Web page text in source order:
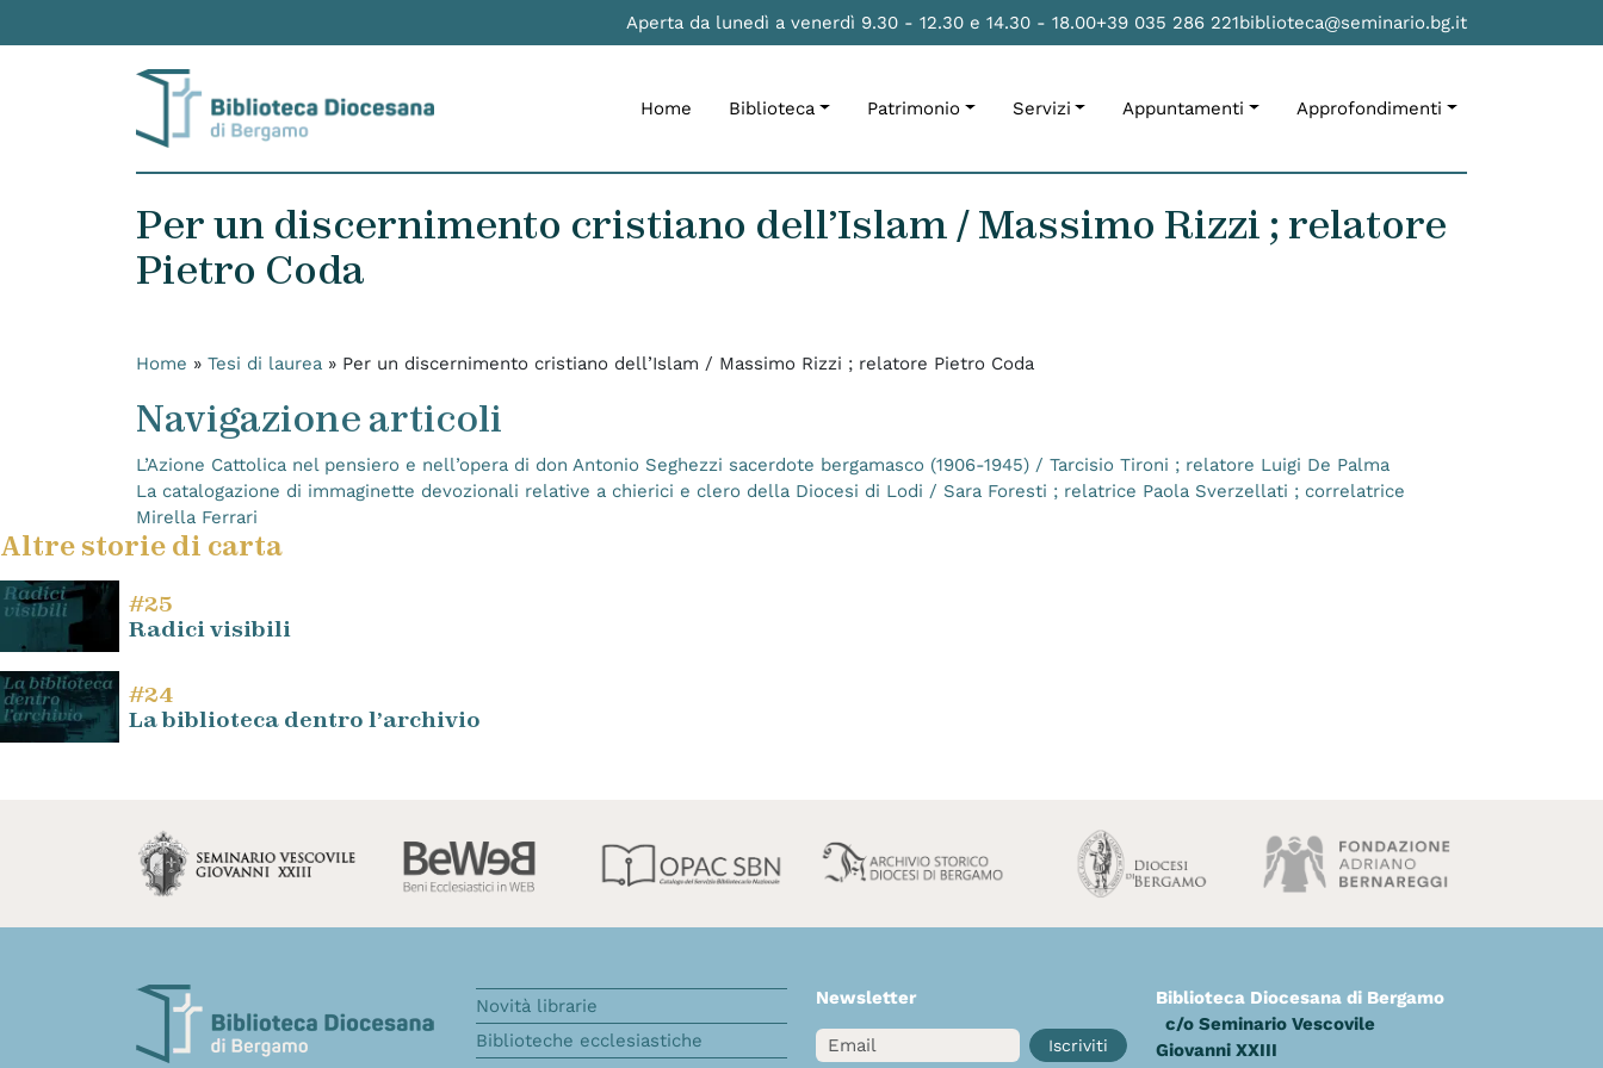
Aperta da lunedì a venerdì 9.30 - 12.30 e 14.30 - 18.00+39 035 286 221biblioteca@seminario.bg.it
Home Biblioteca Patrimonio Servizi Appuntamenti Approfondimenti
Per un discernimento cristiano dell’Islam / Massimo Rizzi ; relatore
Pietro Coda
Home » Tesi di laurea » Per un discernimento cristiano dell’Islam / Massimo Rizzi ; relatore Pietro Coda
Navigazione articoli
L’Azione Cattolica nel pensiero e nell’opera di don Antonio Seghezzi sacerdote bergamasco (1906-1945) / Tarcisio Tironi ; relatore Luigi De Palma
La catalogazione di immaginette devozionali relative a chierici e clero della Diocesi di Lodi / Sara Foresti ; relatrice Paola Sverzellati ; correlatrice
Mirella Ferrari
Altre storie di carta
#25
Radici visibili
#24
La biblioteca dentro l’archivio
Novità librarie
Biblioteche ecclesiastiche
Newsletter
Email Iscriviti
Biblioteca Diocesana di Bergamo
c/o Seminario Vescovile
Giovanni XXIII